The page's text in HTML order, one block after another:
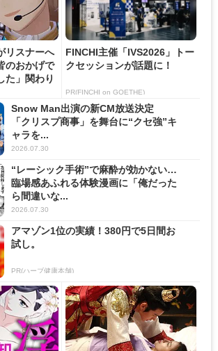
リスナーへ
のおかげで
た」関わり
FINCHI主催「IVS2026」トー
クセッションが話題に！
PR(FINCHI on GOETHE)
Snow Man出演の新CM放送決定
「クリスプ商事」を舞台に“クセ強”キ
ャラを...
2026.07.30
“レーシック手術”で麻酔が効かない…
臨場感あふれる体験漫画に「俺だった
ら間違いな...
2026.07.30
アマゾン1位の実績！380円で5日間お
試し。
PR(ハーブ健康本舗)